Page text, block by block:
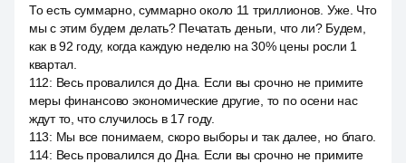
То есть суммарно, суммарно около 11 триллионов. Уже. Что
мы с этим будем делать? Печатать деньги, что ли? Будем,
как в 92 году, когда каждую неделю на 30% цены росли 1
квартал.
112: Весь провалился до Дна. Если вы срочно не примите
меры финансово экономические другие, то по осени нас
ждут то, что случилось в 17 году.
113: Мы все понимаем, скоро выборы и так далее, но благо.
114: Весь провалился до Дна. Если вы срочно не примите